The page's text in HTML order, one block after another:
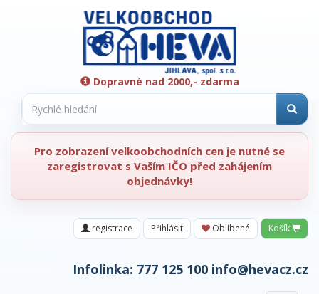
Dopravné nad 2000,- zdarma
Pro zobrazení velkoobchodních cen je nutné se
zaregistrovat s Vaším IČO před zahájením
objednávky!
registrace Přihlásit Oblíbené Košík
Infolinka: 777 125 100 info@hevacz.cz